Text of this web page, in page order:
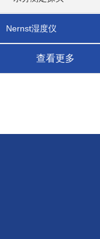
Nernst湿度仪
查看更多